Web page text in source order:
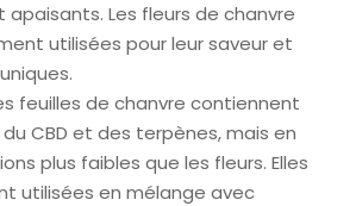
apaisants. Les fleurs de chanvre
utilisées pour leur saveur et
feuilles de chanvre contiennent
CBD et des terpènes, mais en
plus faibles que les fleurs. Elles
utilisées en mélange avec